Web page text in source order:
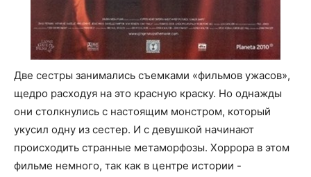
Две сестры занимались съемками «фильмов ужасов»,
щедро расходуя на это красную краску. Но однажды
они столкнулись с настоящим монстром, который
укусил одну из сестер. И с девушкой начинают
происходить странные метаморфозы. Хоррора в этом
фильме немного, так как в центре истории -